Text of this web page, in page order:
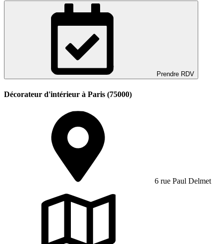
Prendre RDV
Décorateur d'intérieur à Paris (75000)
6 rue Paul Delmet